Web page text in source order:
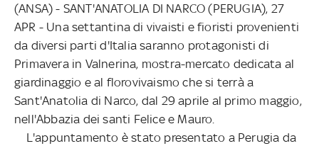
(ANSA) - SANT'ANATOLIA DI NARCO (PERUGIA), 27
APR - Una settantina di vivaisti e fioristi provenienti
da diversi parti d'Italia saranno protagonisti di
Primavera in Valnerina, mostra-mercato dedicata al
giardinaggio e al florovivaismo che si terrà a
Sant'Anatolia di Narco, dal 29 aprile al primo maggio,
nell'Abbazia dei santi Felice e Mauro.
L'appuntamento è stato presentato a Perugia da